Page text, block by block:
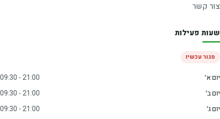
צור קשר
שעות פעילות
סגור עכשיו
יום א׳
09:30 - 21:00
יום ב׳
09:30 - 21:00
יום ג׳
09:30 - 21:00